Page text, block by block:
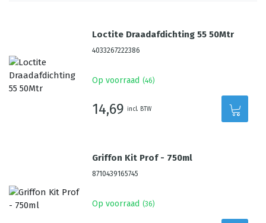
Loctite Draadafdichting 55 50Mtr
4033267222386
Op voorraad (46)
14,69 incl. BTW
Griffon Kit Prof - 750ml
8710439165745
Op voorraad (36)